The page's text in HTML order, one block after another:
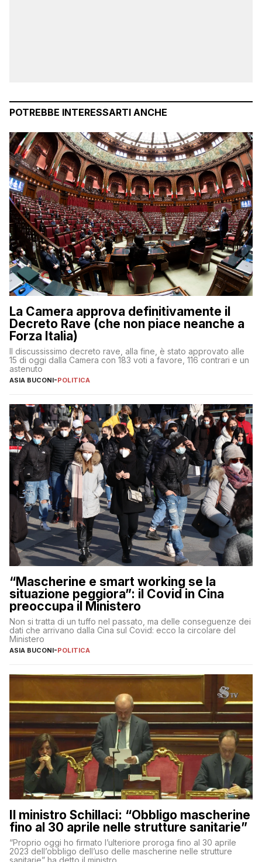
POTREBBE INTERESSARTI ANCHE
La Camera approva definitivamente il
Decreto Rave (che non piace neanche a
Forza Italia)
Il discussissimo decreto rave, alla fine, è stato approvato alle
15 di oggi dalla Camera con 183 voti a favore, 116 contrari e un
astenuto
ASIA BUCONI-POLITICA
“Mascherine e smart working se la
situazione peggiora”: il Covid in Cina
preoccupa il Ministero
Non si tratta di un tuffo nel passato, ma delle conseguenze dei
dati che arrivano dalla Cina sul Covid: ecco la circolare del
Ministero
ASIA BUCONI-POLITICA
Il ministro Schillaci: “Obbligo mascherine
fino al 30 aprile nelle strutture sanitarie”
“Proprio oggi ho firmato l’ulteriore proroga fino al 30 aprile
2023 dell’obbligo dell’uso delle mascherine nelle strutture
sanitarie” ha detto il ministro